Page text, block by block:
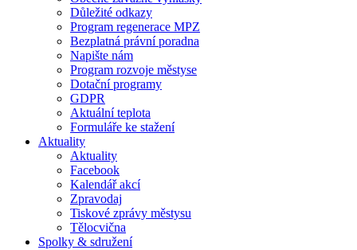
Důležité odkazy
Program regenerace MPZ
Bezplatná právní poradna
Napište nám
Program rozvoje městyse
Dotační programy
GDPR
Aktuální teplota
Formuláře ke stažení
Aktuality
Aktuality
Facebook
Kalendář akcí
Zpravodaj
Tiskové zprávy městysu
Tělocvična
Spolky & sdružení